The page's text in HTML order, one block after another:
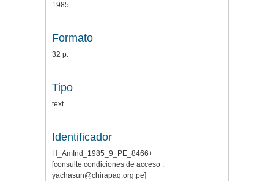
1985
Formato
32 p.
Tipo
text
Identificador
H_AmInd_1985_9_PE_8466+
[consulte condiciones de acceso :
yachasun@chirapaq.org.pe]